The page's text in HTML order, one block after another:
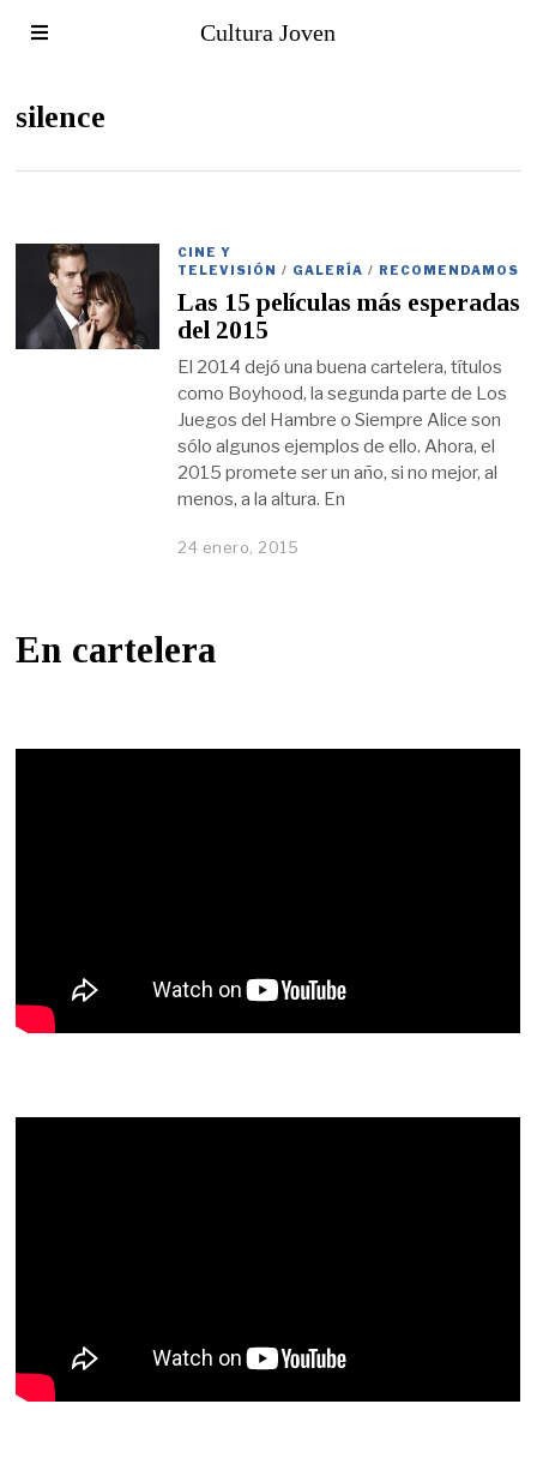
Cultura Joven
silence
CINE Y
TELEVISIÓN / GALERÍA / RECOMENDAMOS
Las 15 películas más esperadas
del 2015
El 2014 dejó una buena cartelera, títulos
como Boyhood, la segunda parte de Los
Juegos del Hambre o Siempre Alice son
sólo algunos ejemplos de ello. Ahora, el
2015 promete ser un año, si no mejor, al
menos, a la altura. En
24 enero, 2015
En cartelera